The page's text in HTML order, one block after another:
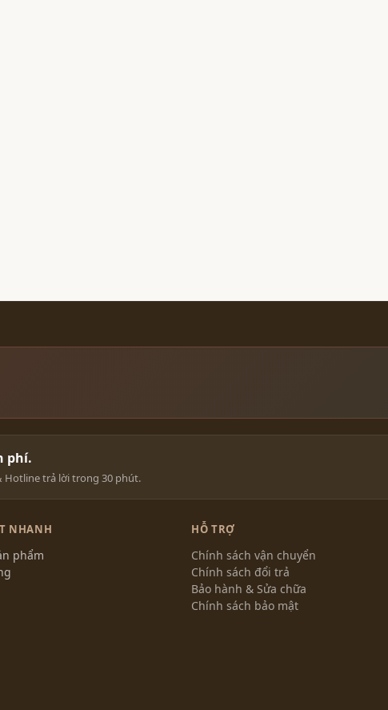
phí.
Hotline trả lời trong 30 phút.
NHANH
phẩm
HỖ TRỢ
Chính sách vận chuyển
Chính sách đổi trả
Bảo hành & Sửa chữa
Chính sách bảo mật